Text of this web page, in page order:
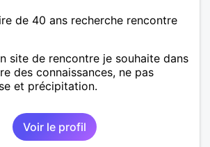
de 40 ans recherche rencontre
site de rencontre je souhaite dans
des connaissances, ne pas
et précipitation.
Voir le profil